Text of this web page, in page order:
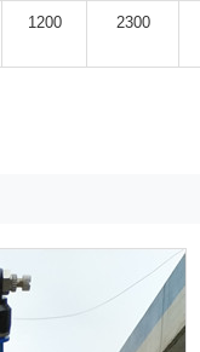
1200 2300